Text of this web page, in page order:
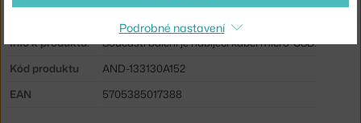
Info k produktu:
Součástí balení je nabíjecí kabel micro-USB.
Kód produktu
AND-133130A152
EAN
5705385017388
Podrobné nastavení